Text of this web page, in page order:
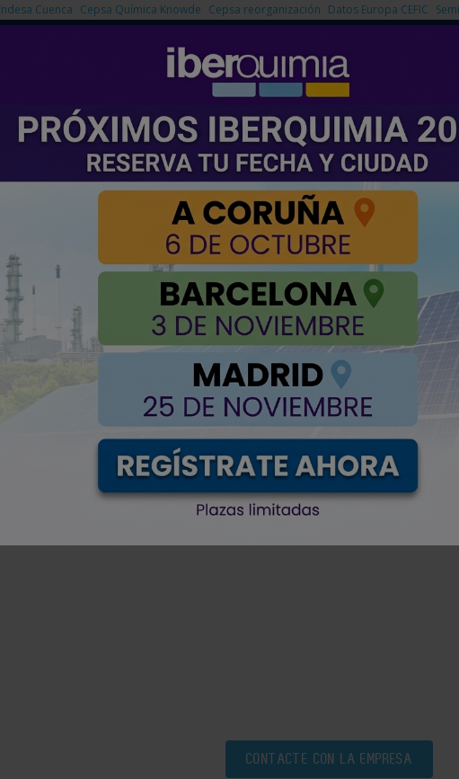
Cuenca Cepsa Química Knowde Cepsa reorganización Datos Europa CEFIC
NOTICIAS PRODUCTOS
EMPRESAS PREMIUM
CASALS CARDONA IND. S.A. (TECNIUM)
S.A. (TECNIUM)
que respondan a las necesidades y
a fiabilidad, competitividad y calidad, sobre la base de
internacional más exigente.
CONTACTE CON LA EMPRESA